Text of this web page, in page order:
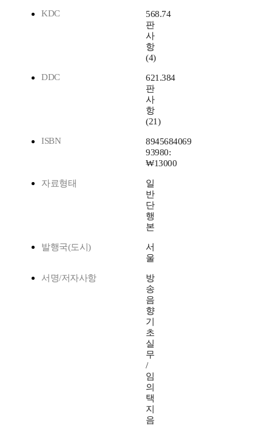
KDC
568.74
판
사
항
(4)
DDC
621.384
판
사
항
(21)
ISBN
8945684069
93980:
₩13000
자료형태
일
반
단
행
본
발행국(도시)
서
울
서명/저자사항
방
송
음
향
기
초
실
무
/
임
의
택
지
음